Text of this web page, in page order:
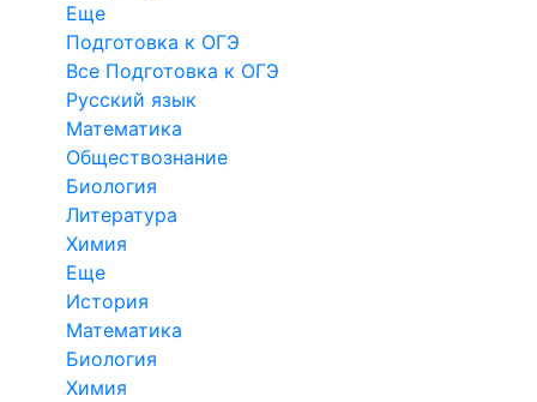
Еще
Подготовка к ОГЭ
Все Подготовка к ОГЭ
Русский язык
Математика
Обществознание
Биология
Литература
Химия
Еще
История
Математика
Биология
Химия